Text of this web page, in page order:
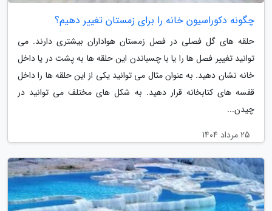
چگونه دکوراسیون خانه را برای زمستان تغییر دهیم؟
حلقه های گل فصلی در فصل زمستان هواداران بیشتری دارند. می
توانید تغییر فصل ها را یا با چسباندن این حلقه ها به پشت در یا داخل
خانه نشان دهید. به عنوان مثال می توانید یکی از این حلقه ها را داخل
قفسه های کتابخانه قرار دهید. به شکل های مختلف می توانید در
چیدن...
25 مرداد 1404